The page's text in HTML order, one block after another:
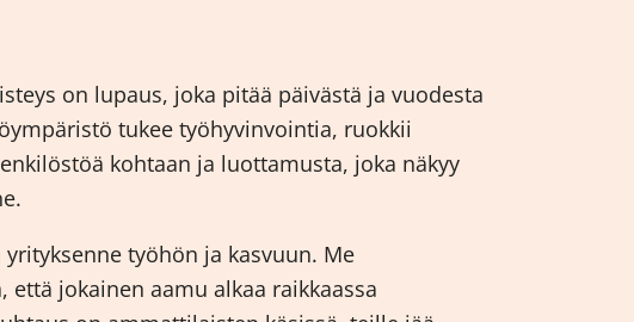
on lupaus, joka pitää päivästä ja vuodesta
tukee työhyvinvointia, ruokkii
kohtaan ja luottamusta, joka näkyy
työhön ja kasvuun. Me
jokainen aamu alkaa raikkaassa